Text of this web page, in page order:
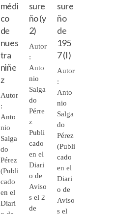
médi
co
de
nues
tra
niñe
z
Autor
:
Anto
nio
Salga
do
Pérez
(Publi
cado
en el
Diari
sure
ño (y
2)
Autor
:
Anto
nio
Salga
do
Pérre
z
Publi
cado
en el
Diari
o de
Aviso
s el 2
de
sure
ño
de
195
7 (I)
Autor
:
Anto
nio
Salga
do
Pérez
(Publi
cado
en el
Diari
o de
Aviso
s el